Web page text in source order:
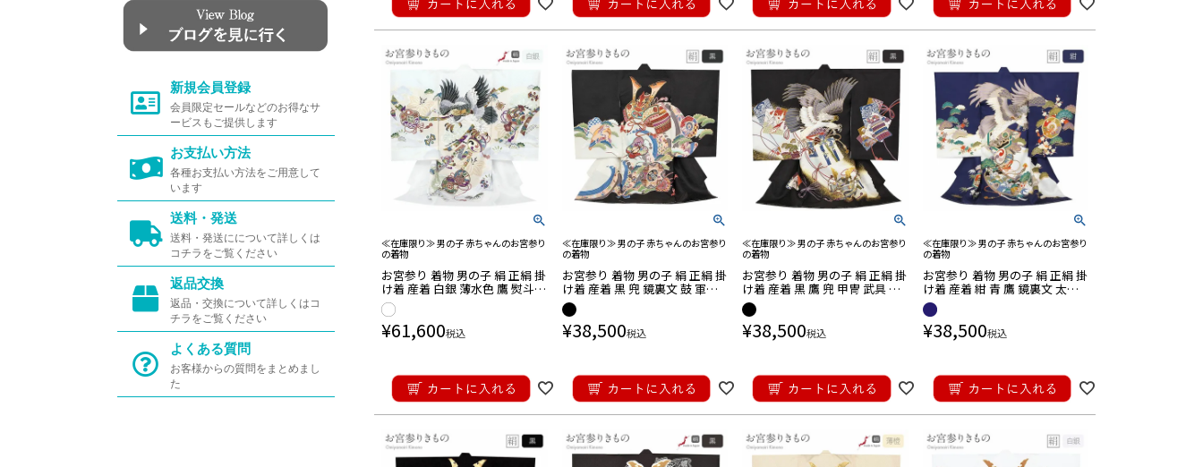
新規会員登録
会員限定セールなどのお得なサ
ービスもご提供します
お支払い方法
各種お支払い方法をご用意して
います
送料・発送
送料・発送にについて詳しくは
コチラをご覧ください
返品交換
返品・交換について詳しくはコ
チラをご覧ください
よくある質問
お客様からの質問をまとめまし
た
≪在庫限り≫ 男の子 赤ちゃんのお宮参り
の着物
お宮参り 着物 男の子 絹 正絹 掛
け着 産着 白銀 薄水色 鷹 熨斗
小槌 軍配 吉祥紋 友禅 刺繍 金彩
ぼかし 新品 日本製
¥61,600税込
≪在庫限り≫ 男の子 赤ちゃんのお宮参り
の着物
お宮参り 着物 男の子 絹 正絹 掛
け着 産着 黒 兜 鏡裏文 鼓 軍配
鞍橋 馬具 松竹 立波 吉祥紋 友禅
刺繍 金彩 新品 販売 購入 きもの
祝い着
¥38,500税込
≪在庫限り≫ 男の子 赤ちゃんのお宮参り
の着物
お宮参り 着物 男の子 絹 正絹 掛
け着 産着 黒 鷹 兜 甲冑 武具 色
紙紋 飛翔 松竹梅 三段松 吉祥紋
友禅 刺繍 金彩 金たたき 新品 販
売 購入 きもの 祝い着
¥38,500税込
≪在庫限り≫ 男の子 赤ちゃんのお宮参り
の着物
お宮参り 着物 男の子 絹 正絹 掛
け着 産着 紺 青 鷹 鏡裏文 太鼓
松竹梅 友禅 刺繍 金彩 新品 販売
購入 きもの 祝い着
¥38,500税込